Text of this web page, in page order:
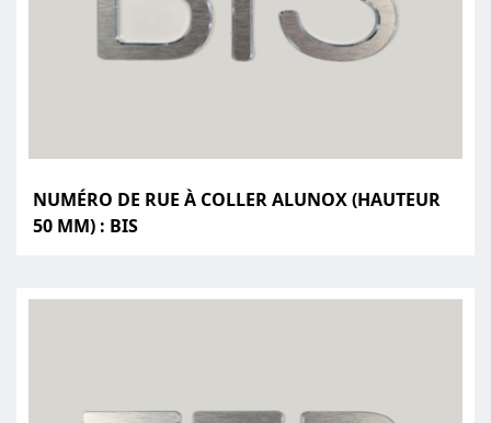
NUMÉRO DE RUE À COLLER ALUNOX (HAUTEUR
50 MM) : BIS